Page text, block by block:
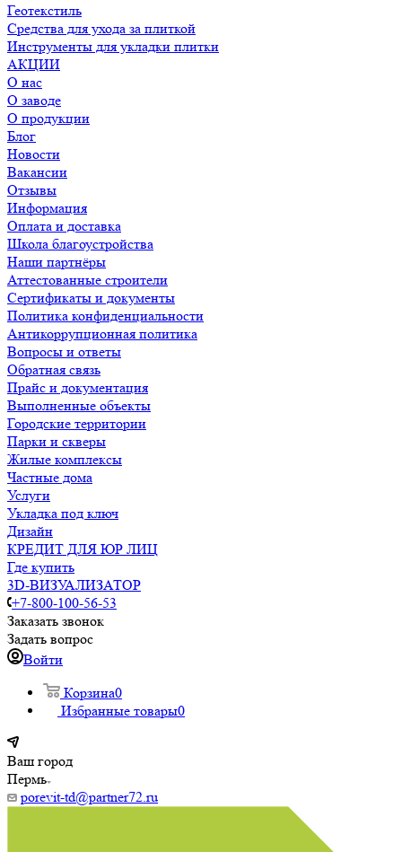
Геотекстиль
Средства для ухода за плиткой
Инструменты для укладки плитки
АКЦИИ
О нас
О заводе
О продукции
Блог
Новости
Вакансии
Отзывы
Информация
Оплата и доставка
Школа благоустройства
Наши партнёры
Аттестованные строители
Сертификаты и документы
Политика конфиденциальности
Антикоррупционная политика
Вопросы и ответы
Обратная связь
Прайс и документация
Выполненные объекты
Городские территории
Парки и скверы
Жилые комплексы
Частные дома
Услуги
Укладка под ключ
Дизайн
КРЕДИТ ДЛЯ ЮР ЛИЦ
Где купить
3D-ВИЗУАЛИЗАТОР
+7-800-100-56-53
Заказать звонок
Задать вопрос
Войти
Корзина0
Избранные товары0
Ваш город
Пермь
porevit-td@partner72.ru